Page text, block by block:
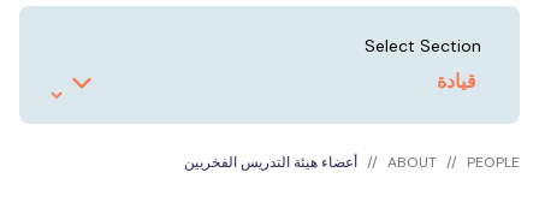
Select Section
ABOUT PEOPLE أعضاء هيئة التدريس الفخريين